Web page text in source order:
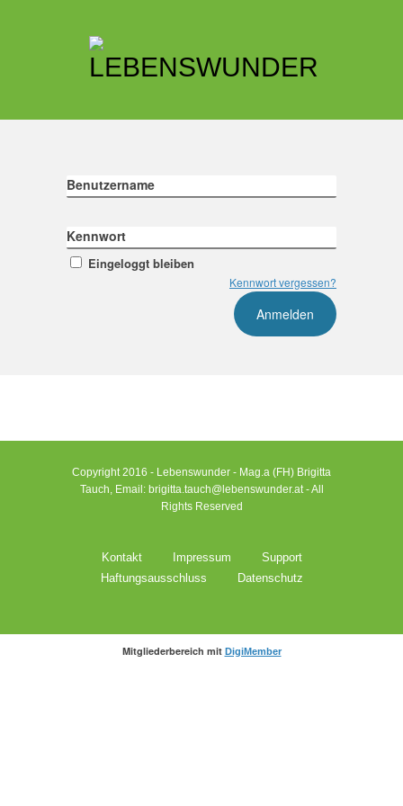
Benutzername
Kennwort
Eingeloggt bleiben
Kennwort vergessen?
Copyright 2016 - Lebenswunder - Mag.a (FH) Brigitta
Tauch, Email: brigitta.tauch@lebenswunder.at - All
Rights Reserved
Kontakt Impressum
Support
Haftungsausschluss
Datenschutz
Mitgliederbereich mit DigiMember